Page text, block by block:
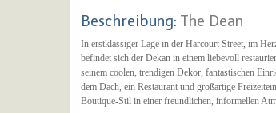
Beschreibung: The Dean
In erstklassiger Lage in der Harcourt Street, im
befindet sich der Dekan in einem liebevoll
seinem coolen, trendigen Dekor, fantastischen
dem Dach, ein Restaurant und großartige
Boutique-Stil in einer freundlichen, informellen